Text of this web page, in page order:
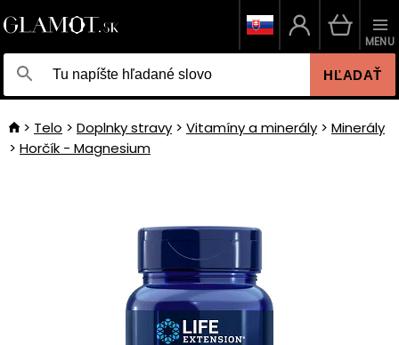
HĽADAŤ
MENU
Telo Doplnky stravy Vitamíny a minerály
Minerály
Horčík - Magnesium